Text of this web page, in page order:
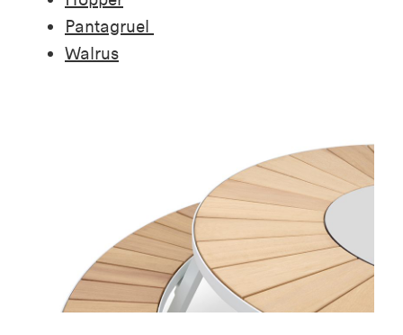
Pantagruel
Walrus